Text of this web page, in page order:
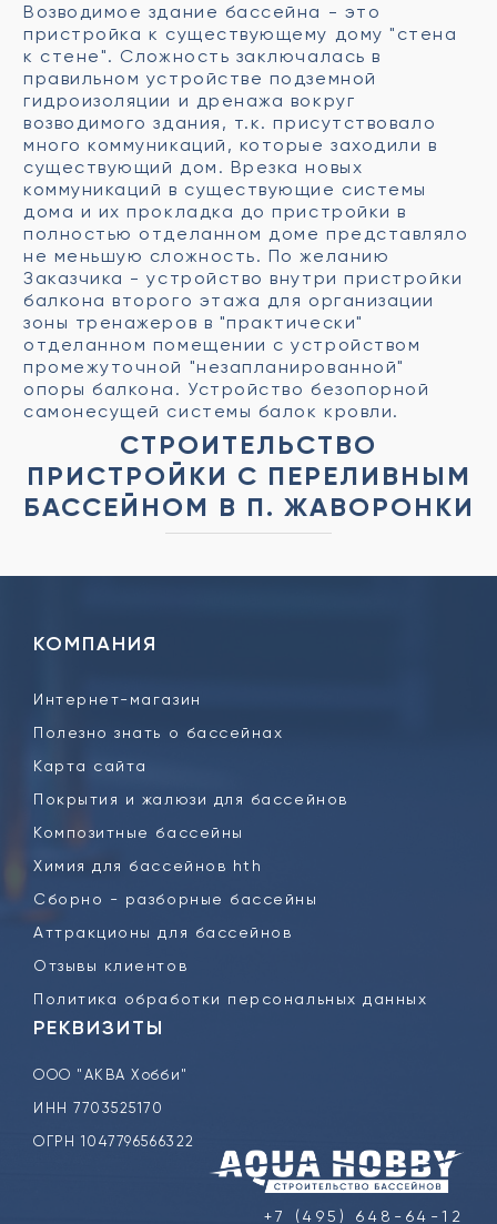
Возводимое здание бассейна - это
пристройка к существующему дому "стена
к стене". Сложность заключалась в
правильном устройстве подземной
гидроизоляции и дренажа вокруг
возводимого здания, т.к. присутствовало
много коммуникаций, которые заходили в
существующий дом. Врезка новых
коммуникаций в существующие системы
дома и их прокладка до пристройки в
полностью отделанном доме представляло
не меньшую сложность. По желанию
Заказчика - устройство внутри пристройки
балкона второго этажа для организации
зоны тренажеров в "практически"
отделанном помещении с устройством
промежуточной "незапланированной"
опоры балкона. Устройство безопорной
самонесущей системы балок кровли.
СТРОИТЕЛЬСТВО
ПРИСТРОЙКИ С ПЕРЕЛИВНЫМ
БАССЕЙНОМ В П. ЖАВОРОНКИ
КОМПАНИЯ
Интернет-магазин
Полезно знать о бассейнах
Карта сайта
Покрытия и жалюзи для бассейнов
Композитные бассейны
Химия для бассейнов hth
Сборно - разборные бассейны
Аттракционы для бассейнов
Отзывы клиентов
Политика обработки персональных данных
РЕКВИЗИТЫ
ООО "АКВА Хобби"
ИНН 7703525170
ОГРН 1047796566322
+7 (495) 648-64-12